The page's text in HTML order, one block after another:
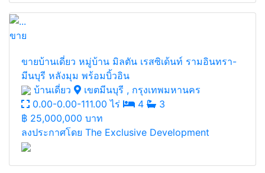
ขาย
ขายบ้านเดี่ยว หมู่บ้าน มิลตัน เรสซิเด้นท์ รามอินทรา-
มีนบุรี หลังมุม พร้อมบิ้วอิน
บ้านเดี่ยว
เขตมีนบุรี , กรุงเทพมหานคร
0.00-0.00-111.00 ไร่
4
3
฿ 25,000,000 บาท
ลงประกาศโดย The Exclusive Development